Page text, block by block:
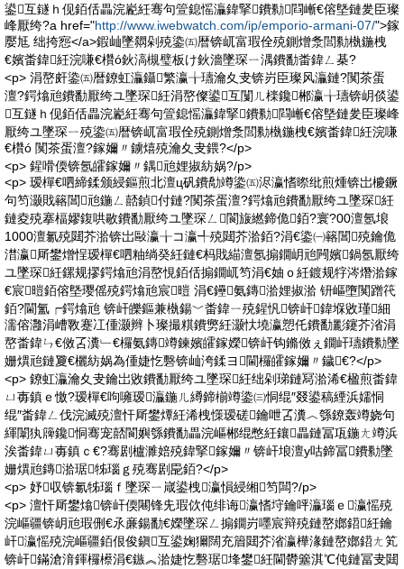
鍙互鐩ｈ伣銆佸畾浣嶏紝骞句箮鎴愮灜鍏掔鐨勬閰嶃€傛墍鏈夎臣璨
峰厭绔?a href="http://www.iwebwatch.com/ip/emporio-armani-07/">鎵
嬮尪 绌挎惌</a>鍜屾墜閷剁殑鍌㈤暦锛屼富瑕佺殑鍘熷洜閭勬槸鍦栧
€嬪畨鍏紝浣嗛€欑ó鈥滈槻璧板け鈥濇墜琛ㄧ湡鐨勫畨鍏ㄥ棊?
<p> 涓嶅皯鍌㈤暦鐐虹灜鑷繁瀛╁瓙瀹夊叏锛岃臣璨风灜鏈?闃茶蛋
澶?鍔熻兘鐨勫厭绔ユ墜琛紝涓嶅儏鍙互闅ㄦ檪鑱郴瀛╁瓙锛岄倓鍙
互鐩ｈ伣銆佸畾浣嶏紝骞句箮鎴愮灜鍏掔鐨勬閰嶃€傛墍鏈夎臣璨峰
厭绔ユ墜琛ㄧ殑鍌㈤暦锛屼富瑕佺殑鍘熷洜閭勬槸鍦栧€嬪畨鍏紝浣嗛
€欑ó 闃茶蛋澶?鎵嬭〃鐪熺殑瀹夊叏鍡?</p>
<p> 鍟嗗偄锛氬皬鎵嬭〃鍝兘娌掓紡娲?/p>
<p> 瑷樿€呬締鍒颁綅鏂煎北澶ц矾鐨勪竴鍌㈤浕瀛愭暩纰煎煄锛岀櫦鐝
句笉灏戝簵閶兘鍦ㄥ嚭鍞付鏈?闃茶蛋澶?鍔熻兘鐨勫厭绔ユ墜琛紝
鏈夌殑搴楅嫪鍑哄敭鐨勫厭绔ユ墜琛ㄥ閬旇繎鍗佹銆?寰?00澶氬埌
1000澶氱殑閮芥湁锛岀敺瀛╁コ瀛╃殑閮芥湁銆?涓€鍌㈠簵閶殑鑰佹
澘瀛厛鐢熷悜瑷樿€呬粙绱癸紝鏈€杩戝緢澶氬搧鐗岄兘闁嬪鍋氬厭绔
ユ墜琛紝鏍规摎鍔熻兘涓嶅悓銆佸搧鐗屼笉涓€妯ｏ紝鍍规牸涔熸湁鎵
€宸暟銆傛墍璎傜殑鍔熻兘宸暟 涓€鑸氨鏄湁娌掓湁 钘嶇墮闃蹭笩
銆?閫氳┍鍔熻兘 锛屽皪鏂兼槸鍚﹀畨鍏ㄧ殑鍟忛锛屽鍏堢敓瑾細
濡傛灉涓嶆斁蹇冮偅灏辫卜璨撮粸鐨勶紝灏忕墝瀛愬仛鐨勫彲鑳芥渻涓
嶅畨鍏ㄣ€傚叾瀵﹂€欏氨鏄竴鍊嬪皬鎵嬫锛屽钩鏅傚ぇ鐗屽瓙鐨勬墜
姗熼兘鏈夐€欐紡娲為偅婕忔礊锛屾洿鍒ヨ閫欏皬鎵嬭〃鐬€?</p>
<p> 鐐虹灜瀹夊叏鑰岀敓鐨勫厭绔ユ墜琛紝绌剁珶鏈冩湁浠€楹煎畨鍏
ㄩ毐鎮ｅ憿?瑷樿€呴噰瑷灜鍦ㄦ繜鍗椾竴鍌㈢恫绲″叕鍙稿緸浜嬬恫
绲″畨鍏ㄥ伐浣滅殑澶忓厛鐢燂紝浠栧憡瑷磋鑰呭叾瀵︿綔鐐轰竴娆句
緷闈犱簰鑱恫骞宠嚭閬嬩綔鐨勫畾浣嶇郴绲憋紝鑲畾鏈冨瓨鍦ㄤ竴浜
涘畨鍏ㄩ毐鎮ｃ€?骞剧櫨濉婄殑鍏掔鎵嬭〃锛屽埌澶у咕鍗冨鐨勬墜
姗熼兘鏄湁琚牬瑙ｇ殑骞剧巼銆?</p>
<p> 妤収锛氱牬瑙ｆ墜琛ㄧ嵅鍙栧瀛愪綅缃笉闆?/p>
<p> 澶忓厛鐢熻锛屽偄闀锋兂瑕佽伅绯诲瀛愭垨鑰呯灜瑙ｅ瀛愮殑
浣嶇疆锛岄兘瑕侀€氶亷鍚勫€嬫墜琛ㄥ搧鐗岃嚜宸辩殑鏈嶅嫏鍣紝鑰
屽瀛愮殑浣嶇疆銆佷俊鎭互鍙婅獮闊充篃閮芥渻瀛樺湪鏈嶅嫏鍣ㄤ笂
锛屽鏋滄湇鍕欏櫒涓€鏃︽湁婕忔礊琚埄鐢紝閫欎簺淇℃伅鏈冨叏閮